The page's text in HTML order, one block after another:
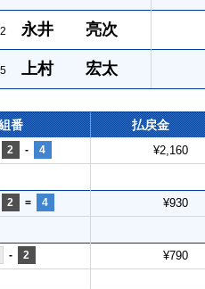
永井 亮次
上村 宏太
番 払戻金
2 - 4 ¥2,160
2 = 4 ¥930
- 2 ¥790